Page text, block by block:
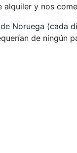
alquiler y nos
Noruega
de ningún